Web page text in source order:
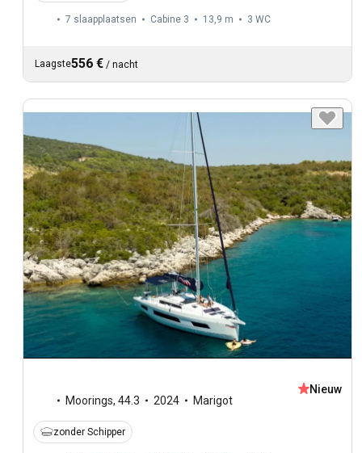
7 slaapplaatsen Cabine 3 13,9 m 3 WC
Laagste556 € / nacht
Moorings, 44.3 2024 Marigot
Nieuw
zonder Schipper